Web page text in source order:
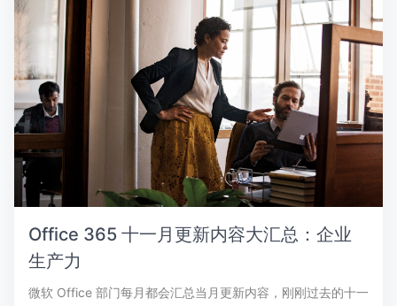
Office 365 十一月更新内容大汇总：企业
生产力
微软 Office 部门每月都会汇总当月更新内容，刚刚过去的十一